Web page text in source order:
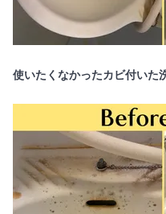
使いたくなかったカビ付いた